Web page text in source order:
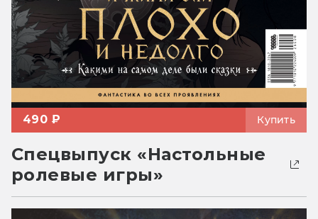
490 ₽ Купить
Спецвыпуск «Настольные
ролевые игры»